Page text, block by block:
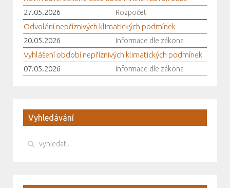
27.05.2026
Rozpočet
Odvolání nepříznivých klimatických podmínek
20.05.2026
Informace dle zákona
Vyhlášení období nepříznivých klimatických podmínek
07.05.2026
Informace dle zákona
Vyhledávání